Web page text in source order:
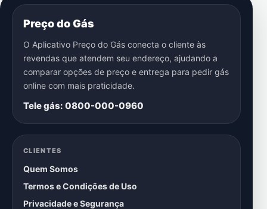
Preço do Gás
O Aplicativo Preço do Gás conecta o cliente às
revendas que atendem seu endereço, ajudando a
comparar opções de preço e entrega para pedir gás
online com mais praticidade.
Tele gás: 0800-000-0960
CLIENTES
Quem Somos
Termos e Condições de Uso
Privacidade e Segurança